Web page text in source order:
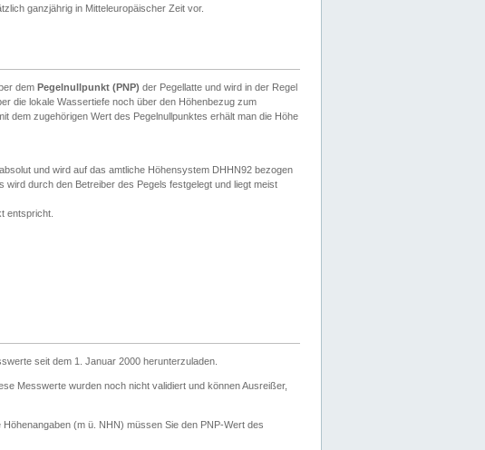
ganzjährig in Mitteleuropäischer Zeit vor.
dem Pegelnullpunkt (PNP) der Pegellatte und wird in der Regel
die lokale Wassertiefe noch über den Höhenbezug zum
dem zugehörigen Wert des Pegelnullpunktes erhält man die Höhe
und wird auf das amtliche Höhensystem DHHN92 bezogen
durch den Betreiber des Pegels festgelegt und liegt meist
entspricht.
seit dem 1. Januar 2000 herunterzuladen.
Messwerte wurden noch nicht validiert und können Ausreißer,
Höhenangaben (m ü. NHN) müssen Sie den PNP-Wert des